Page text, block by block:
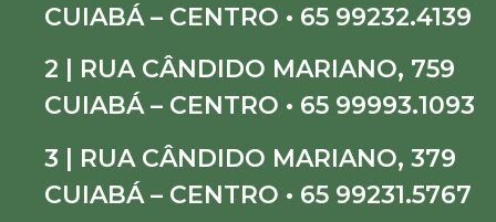
CUIABÁ – CENTRO • 65 99232.4139
2 | RUA CÂNDIDO MARIANO, 759
CUIABÁ – CENTRO • 65 99993.1093
3 | RUA CÂNDIDO MARIANO, 379
CUIABÁ – CENTRO • 65 99231.5767